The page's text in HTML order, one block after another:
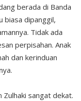
berada di Banda
biasa dipanggil,
Tidak ada
perpisahan. Anak
dan kerinduan
Zulhaki sangat dekat.